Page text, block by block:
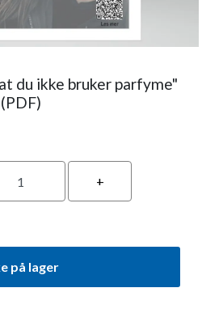
du ikke bruker parfyme"
(PDF)
på lager